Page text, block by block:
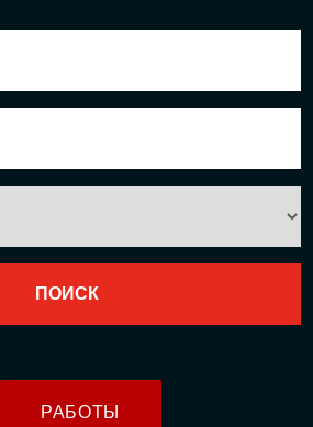
РАБОТЫ